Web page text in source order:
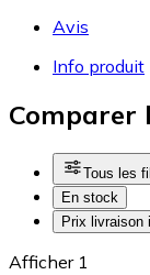
Avis
Info produit
Comparer
Tous les
En stock
Prix livraison
Afficher 1